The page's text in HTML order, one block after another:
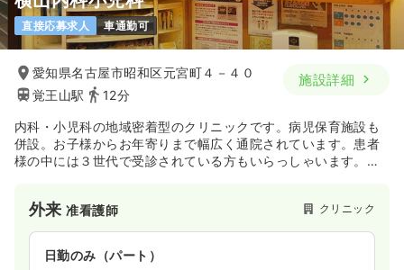
直接応募求人 車通勤可
愛知県名古屋市昭和区元宮町４－４０
覚王山駅
12分
施設詳細
内科・小児科の地域密着型のクリニックです。病児保育施設も
併設。お子様からお年寄りまで幅広く通院されています。患者
様の中には３世代で受診されている方もいらっしゃいます。の
外来准看護師 クリニック
日勤のみ（パート）